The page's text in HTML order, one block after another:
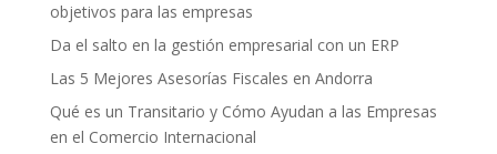
objetivos para las empresas
Da el salto en la gestión empresarial con un ERP
Las 5 Mejores Asesorías Fiscales en Andorra
Qué es un Transitario y Cómo Ayudan a las Empresas
en el Comercio Internacional